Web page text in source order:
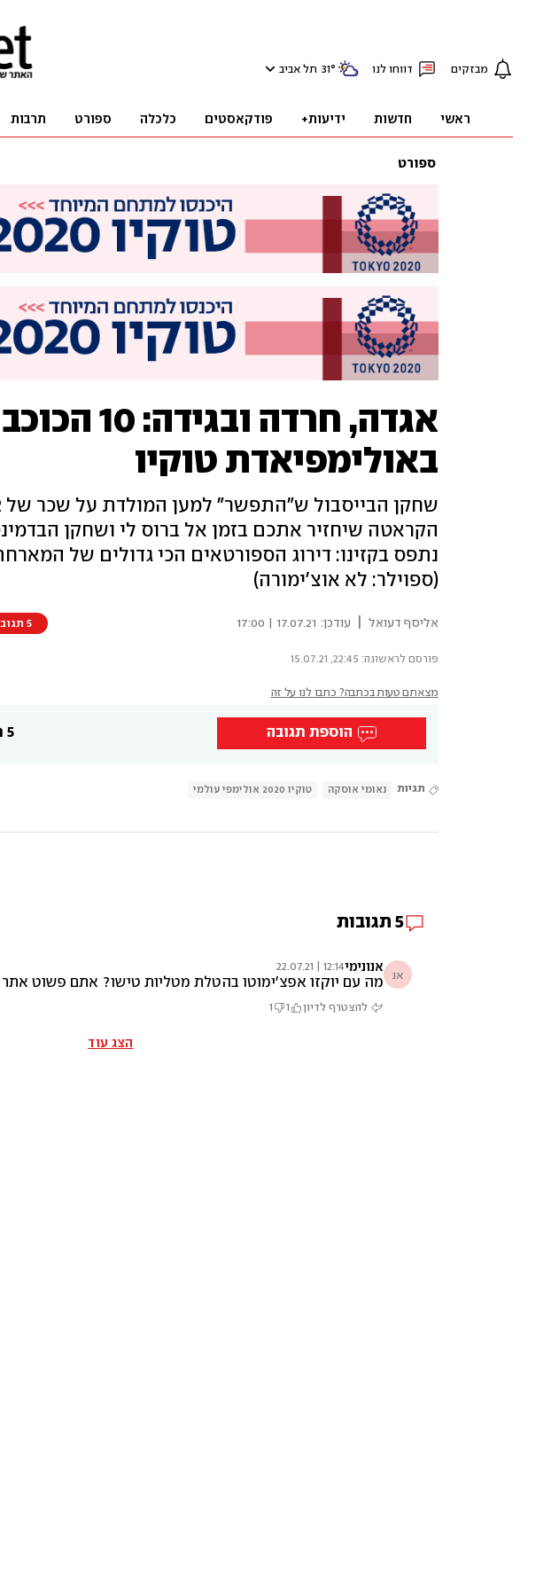
מבזקים דווחו לנו 31° תל אביב
ראשי חדשות ידיעות+ פודקאסטים כלכלה ספורט תרבות
ספורט
אגדה, חרדה
באולימפיאדת טוקיו
הקראטה שיחזיר אתכם בזמן אל ברוס לי ושחקן
נתפס בקזינו: דירוג הספורטאים הכי גדולים של
(ספוילר: לא אוצ'ימורה)
אליסף דעואל עודכן: 17.07.21 | 17:00 5 תגובות
פורסם לראשונה: 22:45, 15.07.21
מצאתם טעות בכתבה? כתבו לנו על זה
5 תגובות הוספת תגובה
תגיות נאומי אוסקה טוקיו 2020 אולימפי עולמי
5 תגובות
אנ אנונימי12:14 | 22.07.21
מה עם יוקזו אפצ'ימוטו בהטלת מטליות טישו? אתם פשוט אתר
להצטרף לדיון 1
1
הצג עוד